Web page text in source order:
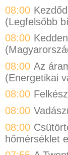
08:00
(Legfelsőbb
08:00
08:00 Az
(Energetikai
08:00
08:00
08:00
hőmérséklet